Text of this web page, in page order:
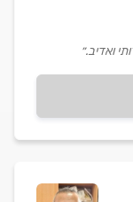
ואדיב.״